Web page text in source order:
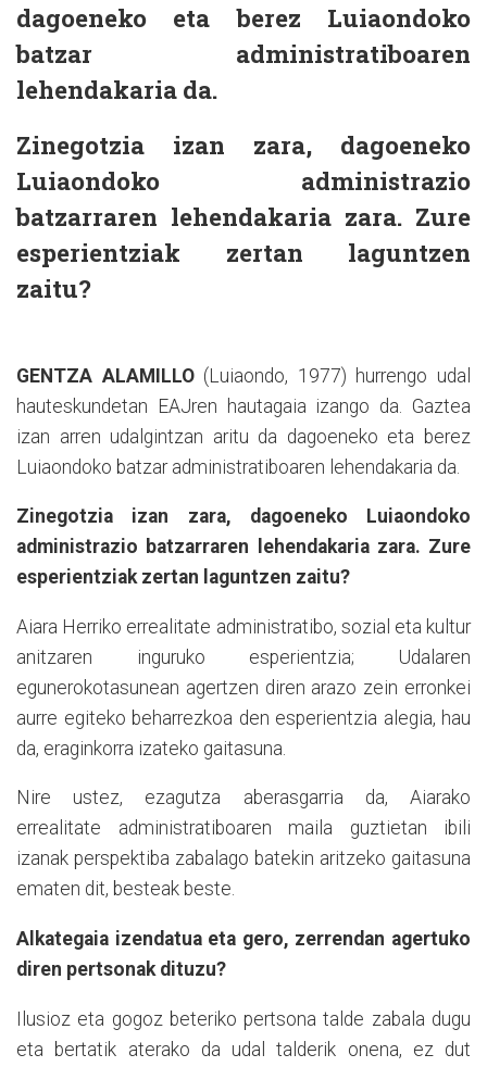
dagoeneko eta berez Luiaondoko
batzar administratiboaren
lehendakaria da.
Zinegotzia izan zara, dagoeneko
Luiaondoko administrazio
batzarraren lehendakaria zara. Zure
esperientziak zertan laguntzen
zaitu?
GENTZA ALAMILLO (Luiaondo, 1977) hurrengo udal
hauteskundetan EAJren hautagaia izango da. Gaztea
izan arren udalgintzan aritu da dagoeneko eta berez
Luiaondoko batzar administratiboaren lehendakaria da.
Zinegotzia izan zara, dagoeneko Luiaondoko
administrazio batzarraren lehendakaria zara. Zure
esperientziak zertan laguntzen zaitu?
Aiara Herriko errealitate administratibo, sozial eta kultur
anitzaren inguruko esperientzia; Udalaren
egunerokotasunean agertzen diren arazo zein erronkei
aurre egiteko beharrezkoa den esperientzia alegia, hau
da, eraginkorra izateko gaitasuna.
Nire ustez, ezagutza aberasgarria da, Aiarako
errealitate administratiboaren maila guztietan ibili
izanak perspektiba zabalago batekin aritzeko gaitasuna
ematen dit, besteak beste.
Alkategaia izendatua eta gero, zerrendan agertuko
diren pertsonak dituzu?
Ilusioz eta gogoz beteriko pertsona talde zabala dugu
eta bertatik aterako da udal talderik onena, ez dut